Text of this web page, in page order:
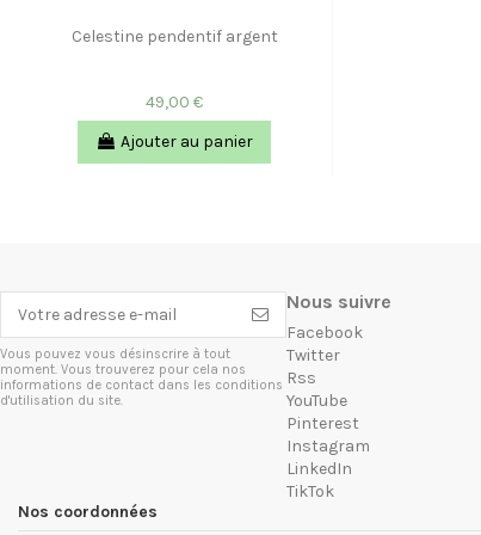
Celestine pendentif argent
49,00 €
Ajouter au panier
Vous pouvez vous désinscrire à tout
moment. Vous trouverez pour cela nos
informations de contact dans les conditions
d'utilisation du site.
Nous suivre
Facebook
Twitter
Rss
YouTube
Pinterest
Instagram
LinkedIn
TikTok
Nos coordonnées